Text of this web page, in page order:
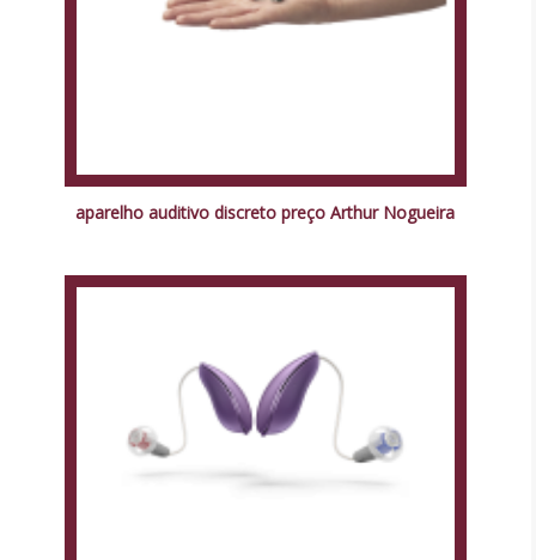
aparelho auditivo discreto preço Arthur Nogueira